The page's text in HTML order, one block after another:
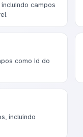
campos
como id do
incluindo